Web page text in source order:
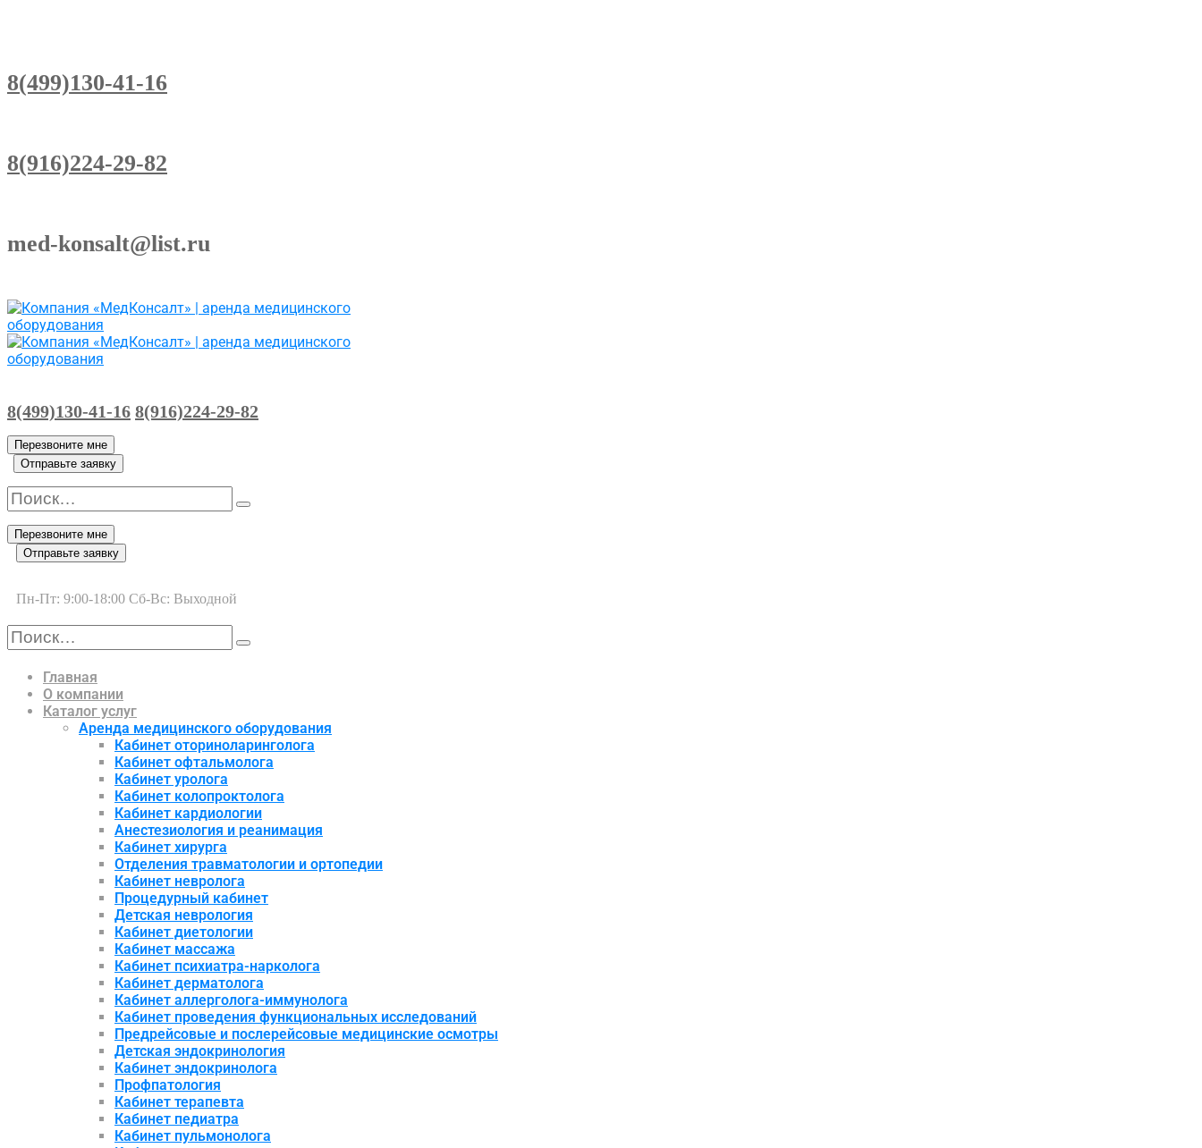
8(499)130-41-16
8(916)224-29-82
med-konsalt@list.ru
8(499)130-41-16 8(916)224-29-82
Перезвоните мне
Отправьте заявку
Перезвоните мне
Отправьте заявку
Пн-Пт: 9:00-18:00 Сб-Вс: Выходной
Главная
О компании
Каталог услуг
Аренда медицинского оборудования
Кабинет оториноларинголога
Кабинет офтальмолога
Кабинет уролога
Кабинет колопроктолога
Кабинет кардиологии
Анестезиология и реанимация
Кабинет хирурга
Отделения травматологии и ортопедии
Кабинет невролога
Процедурный кабинет
Детская неврология
Кабинет диетологии
Кабинет массажа
Кабинет психиатра-нарколога
Кабинет дерматолога
Кабинет аллерголога-иммунолога
Кабинет проведения функциональных исследований
Предрейсовые и послерейсовые медицинские осмотры
Детская эндокринология
Кабинет эндокринолога
Профпатология
Кабинет терапевта
Кабинет педиатра
Кабинет пульмонолога